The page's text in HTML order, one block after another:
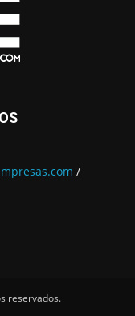
/
reservados.